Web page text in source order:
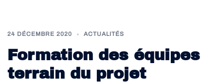
24 DÉCEMBRE 2020 ACTUALITÉS
Formation des équipes
terrain du projet